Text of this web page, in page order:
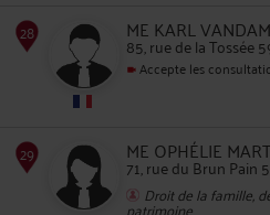
26
27
ME KARL
85, rue de la Tossée
Accepte les
ME OPHÉLIE
71, rue du Brun Pain
Droit de la famille,
patrimoine